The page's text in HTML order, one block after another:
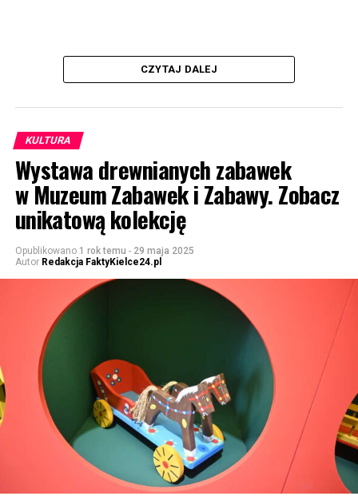
CZYTAJ DALEJ
KULTURA
Wystawa drewnianych zabawek
w Muzeum Zabawek i Zabawy. Zobacz
unikatową kolekcję
Opublikowano 1 rok temu - 29 maja 2025
Autor Redakcja FaktyKielce24.pl